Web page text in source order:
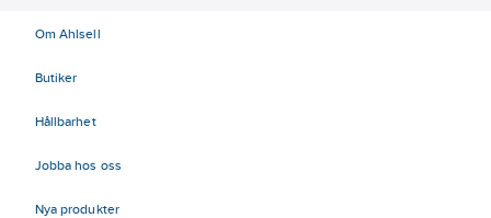
Om Ahlsell
Butiker
Hållbarhet
Jobba hos oss
Nya produkter